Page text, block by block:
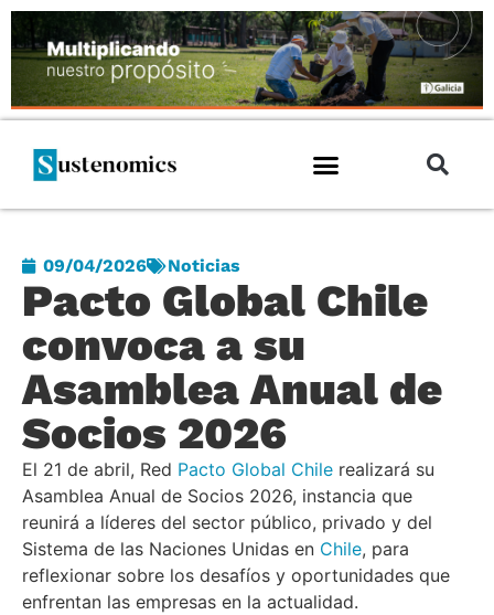
09/04/2026 Noticias
Pacto Global Chile
convoca a su
Asamblea Anual de
Socios 2026
El 21 de abril, Red Pacto Global Chile realizará su
Asamblea Anual de Socios 2026, instancia que
reunirá a líderes del sector público, privado y del
Sistema de las Naciones Unidas en Chile, para
reflexionar sobre los desafíos y oportunidades que
enfrentan las empresas en la actualidad.